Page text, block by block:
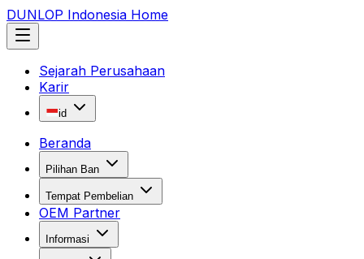
DUNLOP Indonesia Home
Sejarah Perusahaan
Karir
id
Beranda
Pilihan Ban
Tempat Pembelian
OEM Partner
Informasi